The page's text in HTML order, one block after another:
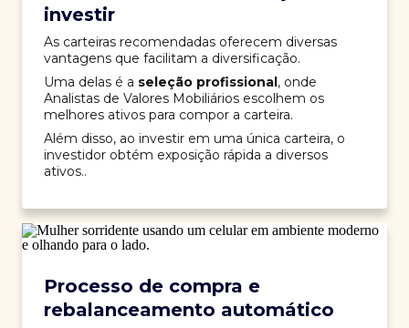
investir
As carteiras recomendadas oferecem diversas
vantagens que facilitam a diversificação.
Uma delas é a seleção profissional, onde
Analistas de Valores Mobiliários escolhem os
melhores ativos para compor a carteira.
Além disso, ao investir em uma única carteira, o
investidor obtém exposição rápida a diversos
ativos..
Processo de compra e
rebalanceamento automático